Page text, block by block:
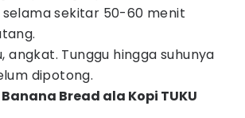
selama sekitar 50-60 menit
angkat. Tunggu hingga suhunya
dipotong.
Bread ala Kopi TUKU